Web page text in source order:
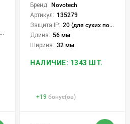
Бренд: Novotech
Артикул: 135279
Защита IP: 20 (для сухих пом.)
Длина: 56 мм
Ширина: 32 мм
НАЛИЧИЕ: 1343 ШТ.
+19 бонус(ов)